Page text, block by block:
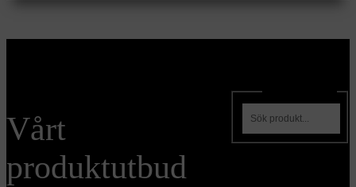
Vårt
produktutbud